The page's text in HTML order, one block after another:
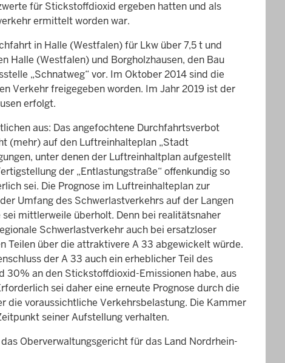
für Stickstoffdioxid ergeben hatten und als
ermittelt worden war.
in Halle (Westfalen) für Lkw über 7,5 t und
Halle (Westfalen) und Borgholzhausen, den Bau
„Schnatweg“ vor. Im Oktober 2014 sind die
Verkehr freigegeben worden. Im Jahr 2019 ist der
erfolgt.
aus: Das angefochtene Durchfahrtsverbot
(mehr) auf den Luftreinhalteplan „Stadt
unter denen der Luftreinhaltplan aufgestellt
der „Entlastungstraße“ offenkundig so
sei. Die Prognose im Luftreinhalteplan zur
Umfang des Schwerlastverkehrs auf der Langen
mittlerweile überholt. Denn bei realitätsnaher
Schwerlastverkehr auch bei ersatzloser
Teilen über die attraktivere A 33 abgewickelt würde.
der A 33 auch ein erheblicher Teil des
30% an den Stickstoffdioxid-Emissionen habe, aus
sei daher eine erneute Prognose durch die
die voraussichtliche Verkehrsbelastung. Die Kammer
seiner Aufstellung verhalten.
Oberverwaltungsgericht für das Land Nordrhein-